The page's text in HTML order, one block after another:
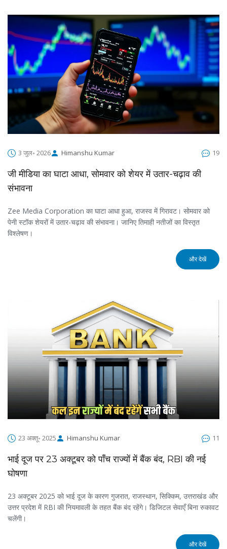
3 जुल॰ 2026 Himanshu Kumar 19
जी मीडिया का घाटा आधा, सोमवार को शेयर में उतार-चढ़ाव की
संभावना
Zee Media Corporation का घाटा आधा हुआ, राजस्व में गिरावट। सोमवार को
पेनी स्टॉक शेयरों में उतार-चढ़ाव की संभावना। जानिए तिमाही नतीजों का विस्तृत
विश्लेषण।
और देखें
23 अक्तू॰ 2025 Himanshu Kumar 11
भाई दूज पर 23 अक्टूबर को पाँच राज्यों में बैंक बंद, RBI की नई
घोषणा
23 अक्टूबर 2025 को भाई दूज के कारण गुजरात, राजस्थान, सिक्किम, उत्तराखंड और
उत्तर प्रदेश में RBI की नियमावली के तहत बैंक बंद रहेंगे। डिजिटल सेवाएँ बिना रुकावट
चलेंगी।
और देखें